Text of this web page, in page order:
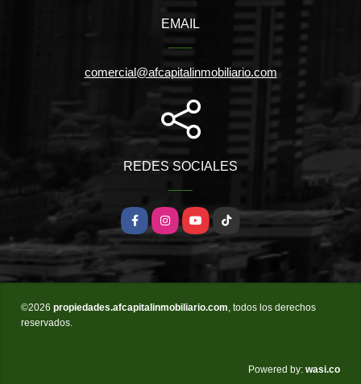
EMAIL
comercial@afcapitalinmobiliario.com
REDES SOCIALES
FacebookInstagramYouTubeTikTok
©2026 propiedades.afcapitalinmobiliario.com, todos los derechos
reservados.
Powered by: wasi.co